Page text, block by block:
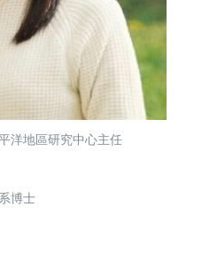
洋地區研究中心主任
博士